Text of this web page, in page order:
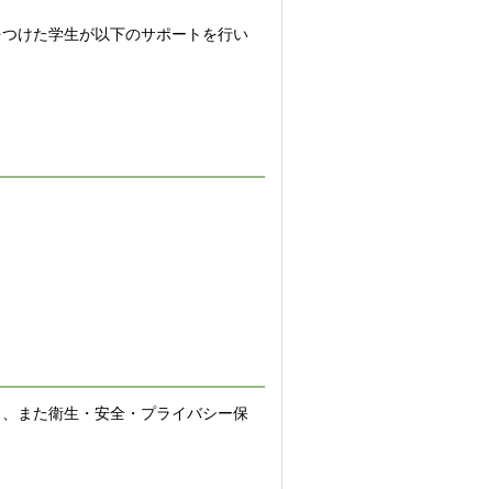
けた学生が以下のサポートを行い
また衛生・安全・プライバシー保